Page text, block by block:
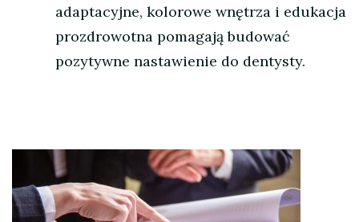
adaptacyjne, kolorowe wnętrza i edukacja
prozdrowotna pomagają budować
pozytywne nastawienie do dentysty.
Nawigacja
wpisu